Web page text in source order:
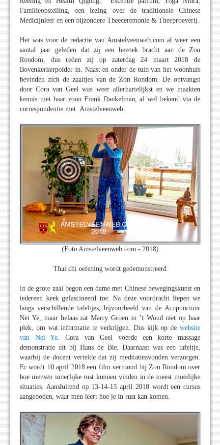
Familieopstelling, een lezing over de traditionele Chinese
Medicijnleer en een bijzondere Theeceremonie & Theeproeverij.
Het was voor de redactie van Amstelveenweb.com al weer een
aantal jaar geleden dat zij een bezoek bracht aan de Zon
Rondom, dus reden zij op zaterdag 24 maart 2018 de
Bovenkerkerpolder in. Naast en onder de tuin van het woonhuis
bevinden zich de zaaltjes van de Zon Rondom. De ontvangst
door Cora van Geel was weer allerhartelijkst en we maakten
kennis met haar zoon Frank Dankelman, al wel bekend via de
correspondentie met Amstelveenweb.
(Foto Amstelveenweb.com - 2018)
Thai chi oefening wordt gedemonstreerd
In de grote zaal begon een dame met Chinese bewegingskunst en
iedereen keek gefascineerd toe. Na deze voordracht liepen we
langs verschillende tafeltjes, bijvoorbeeld van de Acupunctuur
Nei Ye, maar helaas zat Marry Groen in ’t Woud niet op haar
plek, om wat informatie te verkrijgen. Dus kijk op de website
van Nei Ye . Cora van Geel voerde een korte massage
demonstratie uit bij Hans de Bie. Daarnaast was een tafeltje,
waarbij de docent vertelde dat zij meditatieavonden verzorgen.
Er wordt 10 april 2018 een film vertoond bij Zon Rondom over
hoe mensen innerlijke rust kunnen vinden in de meest moeilijke
situaties. Aansluitend op 13-14-15 april 2018 wordt een cursus
aangeboden, waar men leert hoe je in rust kan komen.